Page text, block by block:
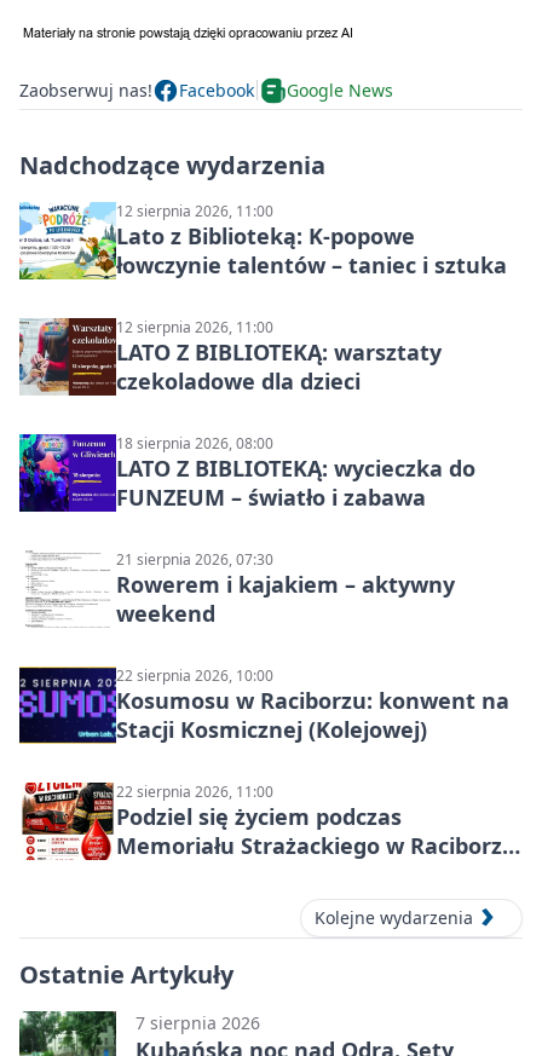
Zaobserwuj nas! Facebook Google News
Nadchodzące wydarzenia
12 sierpnia 2026, 11:00
Lato z Biblioteką: K-popowe
łowczynie talentów – taniec i sztuka
12 sierpnia 2026, 11:00
LATO Z BIBLIOTEKĄ: warsztaty
czekoladowe dla dzieci
18 sierpnia 2026, 08:00
LATO Z BIBLIOTEKĄ: wycieczka do
FUNZEUM – światło i zabawa
21 sierpnia 2026, 07:30
Rowerem i kajakiem – aktywny
weekend
22 sierpnia 2026, 10:00
Kosumosu w Raciborzu: konwent na
Stacji Kosmicznej (Kolejowej)
22 sierpnia 2026, 11:00
Podziel się życiem podczas
Memoriału Strażackiego w Raciborzu
Kolejne wydarzenia
Ostatnie Artykuły
7 sierpnia 2026
Kubańska noc nad Odrą. Sety